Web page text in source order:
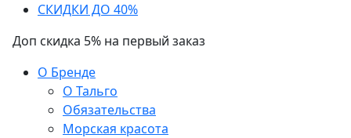
СКИДКИ ДО 40%
Доп скидка 5% на первый заказ
О Бренде
О Тальго
Обязательства
Морская красота